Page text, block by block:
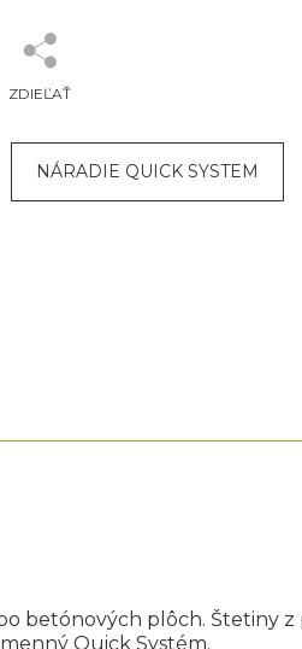
ZDIEĽAŤ
NÁRADIE QUICK SYSTEM
betónových plôch. Štetiny z
Quick Systém.